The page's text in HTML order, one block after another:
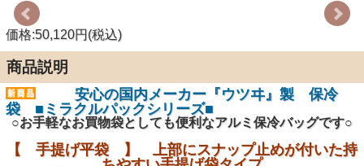
価格:50,120円(税込)
商品説明
安心の国内メーカー『ウツヰ』製 保冷
袋 ■ミラクルパックシリーズ■
○お手軽なお買物袋としても便利なアルミ保冷バッグです○
【 手提げ平袋 】 上部にスナップ止めが付いた持